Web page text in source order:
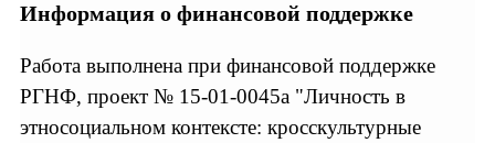
Информация о финансовой поддержке
Работа выполнена при финансовой поддержке
РГНФ, проект № 15-01-0045а "Личность в
этносоциальном контексте: кросскультурные